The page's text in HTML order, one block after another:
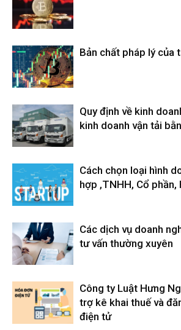
Bản chất pháp lý của
Quy định về kinh
kinh doanh vận tải
Cách chọn loại hình
hợp ,TNHH, Cổ phần,
Các dịch vụ doanh
tư vấn thường xuyên
Công ty Luật Hưng
trợ kê khai thuế và
điện tử